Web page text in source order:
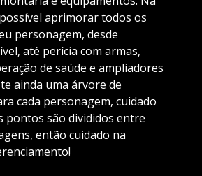
aprimorar todos os
personagem, desde
até perícia com armas,
de saúde e ampliadores
ainda uma árvore de
cada personagem, cuidado
pontos são divididos entre
então cuidado na